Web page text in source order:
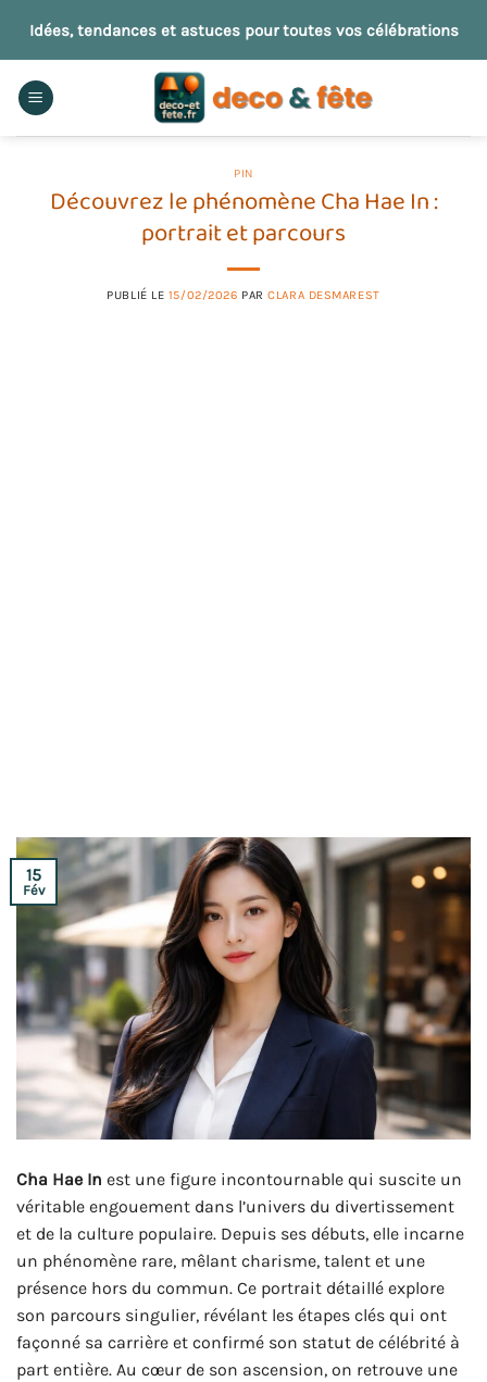
contenu
Idées, tendances et astuces pour toutes vos célébrations
PIN
Découvrez le phénomène Cha Hae In :
portrait et parcours
PUBLIÉ LE 15/02/2026 PARCLARA DESMAREST
15
Fév
Cha Hae In est une figure incontournable qui suscite un
véritable engouement dans l’univers du divertissement
et de la culture populaire. Depuis ses débuts, elle incarne
un phénomène rare, mêlant charisme, talent et une
présence hors du commun. Ce portrait détaillé explore
son parcours singulier, révélant les étapes clés qui ont
façonné sa carrière et confirmé son statut de célébrité à
part entière. Au cœur de son ascension, on retrouve une